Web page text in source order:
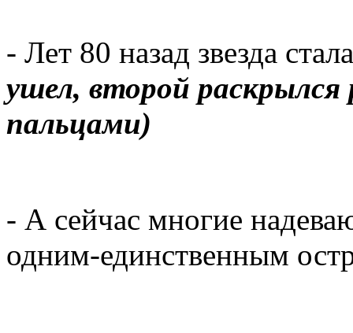
- Лет 80 назад звезда
ушел, второй
пальцами)
- А сейчас многие
одним-единственным